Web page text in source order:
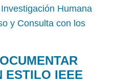
Humana
y Consulta con los
ESTILO IEEE